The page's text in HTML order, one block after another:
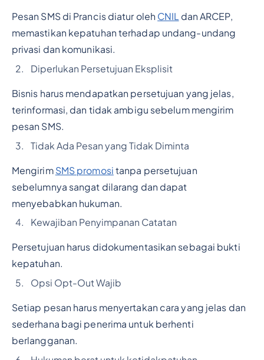
Pesan SMS di Prancis diatur oleh CNIL dan ARCEP,
memastikan kepatuhan terhadap undang-undang
privasi dan komunikasi.
Diperlukan Persetujuan Eksplisit
Bisnis harus mendapatkan persetujuan yang jelas,
terinformasi, dan tidak ambigu sebelum mengirim
pesan SMS.
Tidak Ada Pesan yang Tidak Diminta
Mengirim SMS promosi tanpa persetujuan
sebelumnya sangat dilarang dan dapat
menyebabkan hukuman.
Kewajiban Penyimpanan Catatan
Persetujuan harus didokumentasikan sebagai bukti
kepatuhan.
Opsi Opt-Out Wajib
Setiap pesan harus menyertakan cara yang jelas dan
sederhana bagi penerima untuk berhenti
berlangganan.